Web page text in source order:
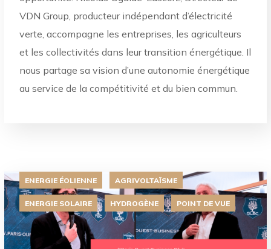
VDN Group, producteur indépendant d’électricité
verte, accompagne les entreprises, les agriculteurs
et les collectivités dans leur transition énergétique. Il
nous partage sa vision d’une autonomie énergétique
au service de la compétitivité et du bien commun.
ENERGIE ÉOLIENNE AGRIVOLTAÏSME
ENERGIE SOLAIRE HYDROGÈNE POINT DE VUE